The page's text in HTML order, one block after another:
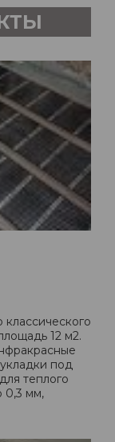
12 м2.
под
теплого
0,3 мм,